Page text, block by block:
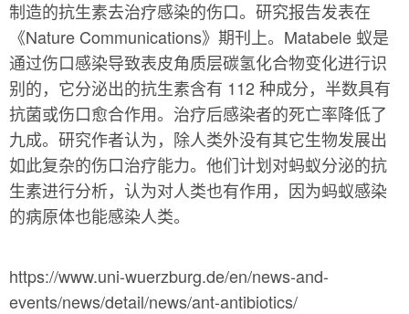
制造的抗生素去治疗感染的伤口。研究报告发表在
《Nature Communications》期刊上。Matabele 蚁是
通过伤口感染导致表皮角质层碳氢化合物变化进行识
别的，它分泌出的抗生素含有 112 种成分，半数具有
抗菌或伤口愈合作用。治疗后感染者的死亡率降低了
九成。研究作者认为，除人类外没有其它生物发展出
如此复杂的伤口治疗能力。他们计划对蚂蚁分泌的抗
生素进行分析，认为对人类也有作用，因为蚂蚁感染
的病原体也能感染人类。
https://www.uni-wuerzburg.de/en/news-and-
events/news/detail/news/ant-antibiotics/